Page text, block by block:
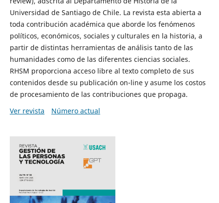
Universidad de Santiago de Chile. La revista esta abierta a
toda contribución académica que aborde los fenómenos
políticos, económicos, sociales y culturales en la historia, a
partir de distintas herramientas de análisis tanto de las
humanidades como de las diferentes ciencias sociales.
RHSM proporciona acceso libre al texto completo de sus
contenidos desde su publicación on-line y asume los costos
de procesamiento de las contribuciones que propaga.
Ver revista
Número actual